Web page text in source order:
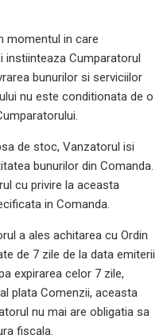
momentul in care
Cumparatorul
bunurilor si serviciilor
nu este conditionata de o
de stoc, Vanzatorul isi
bunurilor din Comanda.
cu privire la aceasta
in Comanda.
a ales achitarea cu Ordin
de 7 zile de la data emiterii
expirarea celor 7 zile,
plata Comenzii, aceasta
nu mai are obligatia sa
fiscala.